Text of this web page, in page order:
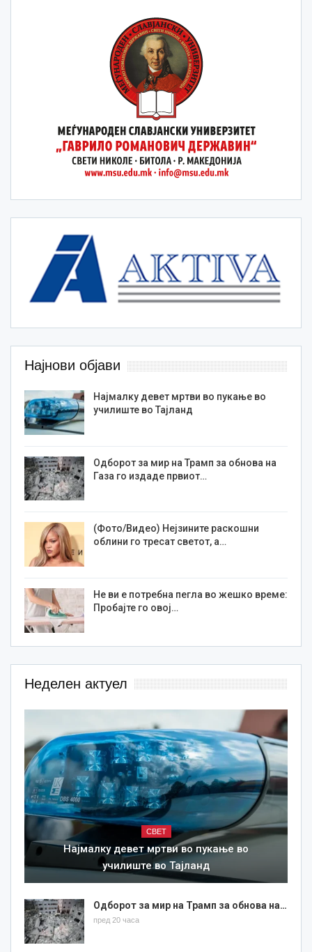
Најнови објави
Најмалку девет мртви во пукање во
училиште во Тајланд
Одборот за мир на Трамп за обнова на
Газа го издаде првиот…
(Фото/Видео) Нејзините раскошни
облини го тресат светот, а…
Не ви е потребна пегла во жешко време:
Пробајте го овој…
Неделен актуел
СВЕТ
Најмалку девет мртви во пукање во
училиште во Тајланд
Одборот за мир на Трамп за обнова на…
пред 20 часа